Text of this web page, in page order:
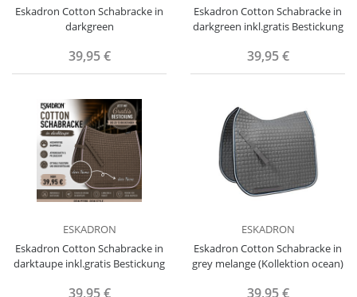
Eskadron Cotton Schabracke in
darkgreen
39,95 €
Eskadron Cotton Schabracke in
darkgreen inkl.gratis Bestickung
39,95 €
ESKADRON
Eskadron Cotton Schabracke in
darktaupe inkl.gratis Bestickung
39,95 €
ESKADRON
Eskadron Cotton Schabracke in
grey melange (Kollektion ocean)
39,95 €